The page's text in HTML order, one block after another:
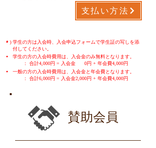
支払い方法
＊) 学生の方は入会時、入会申込フォームで学生証の写しを添
付してください。
学生の方の入会時費用は、入会金のみ無料となります。
： 合計4,000円 = 入会金 0円 + 年会費4,000円
一般の方の入会時費用は、入会金と年会費となります。
： 合計6,000円 = 入会金2,000円 + 年会費4,000円
賛助会員